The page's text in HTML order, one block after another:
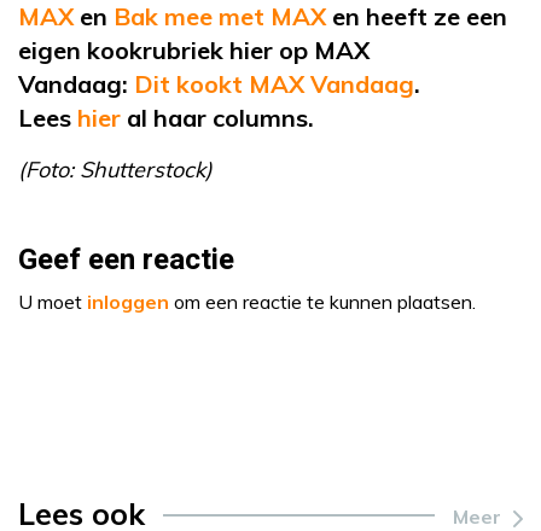
MAXen Bak mee met MAXen heeft ze een
eigen kookrubriek hier op MAX
Vandaag: Dit kookt MAX Vandaag.
Lees hier al haar columns.
(Foto: Shutterstock)
Geef een reactie
U moet inloggen om een reactie te kunnen plaatsen.
Lees ook Meer